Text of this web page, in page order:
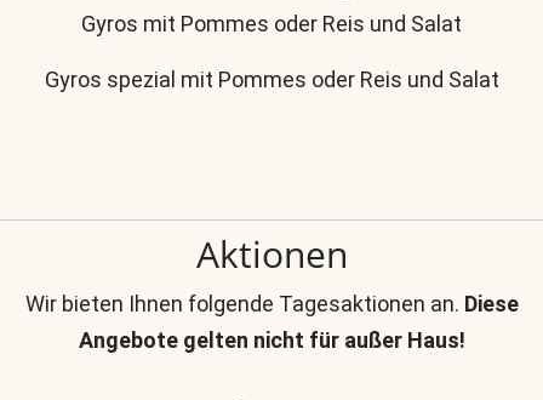
Gyros mit Pommes oder Reis und Salat
Gyros spezial mit Pommes oder Reis und Salat
Aktionen
Wir bieten Ihnen folgende Tagesaktionen an. Diese
Angebote gelten nicht für außer Haus!